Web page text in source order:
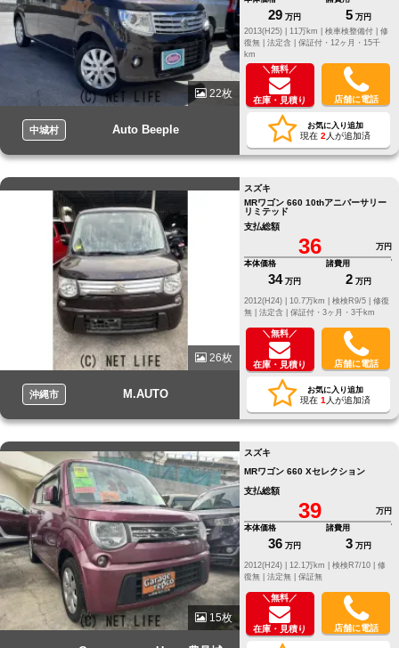
22枚
中城村 Auto Beeple
29 万円 5 万円
2013(H25) |
11万km | 検車検整備付 | 修
復無 | 法定含 | 保証付・12ヶ月・15千
km
＼無料／
在庫・見積り 店舗に電話
お気に入り追加
現在 2 人が追加済
26枚
沖縄市 M.AUTO
スズキ
MRワゴン 660 10thアニバーサリー
リミテッド
支払総額
36
万円
本体価格
34 万円
諸費用
2 万円
修復
無 | 法定含 | 保証付・3ヶ月・3千km
＼無料／
在庫・見積り 店舗に電話
お気に入り追加
現在 1 人が追加済
15枚
スズキ
MRワゴン 660 Xセレクション
支払総額
39
万円
本体価格
36 万円
諸費用
3 万円
修
復無 | 法定無 | 保証無
＼無料／
在庫・見積り 店舗に電話